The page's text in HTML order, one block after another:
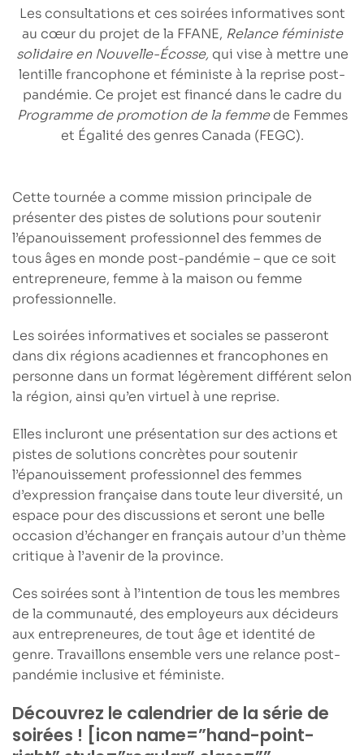
Les consultations et ces soirées informatives sont
au cœur du projet de la FFANE, Relance féministe
solidaire en Nouvelle-Écosse, qui vise à mettre une
lentille francophone et féministe à la reprise post-
pandémie. Ce projet est financé dans le cadre du
Programme de promotion de la femmede Femmes
et Égalité des genres Canada (FEGC).
Cette tournée a comme mission principale de
présenter des pistes de solutions pour soutenir
l’épanouissement professionnel des femmes de
tous âges en monde post-pandémie – que ce soit
entrepreneure, femme à la maison ou femme
professionnelle.
Les soirées informatives et sociales se passeront
dans dix régions acadiennes et francophones en
personne dans un format légèrement différent selon
la région, ainsi qu’en virtuel à une reprise.
Elles incluront une présentation sur des actions et
pistes de solutions concrètes pour soutenir
l’épanouissement professionnel des femmes
d’expression française dans toute leur diversité, un
espace pour des discussions et seront une belle
occasion d’échanger en français autour d’un thème
critique à l’avenir de la province.
Ces soirées sont à l’intention de tous les membres
de la communauté, des employeurs aux décideurs
aux entrepreneures, de tout âge et identité de
genre. Travaillons ensemble vers une relance post-
pandémie inclusive et féministe.
Découvrez le calendrier de la série de
soirées ! [icon name=”hand-point-